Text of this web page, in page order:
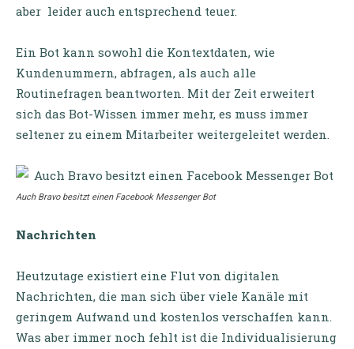
aber leider auch entsprechend teuer.
Ein Bot kann sowohl die Kontextdaten, wie
Kundenummern, abfragen, als auch alle
Routinefragen beantworten. Mit der Zeit erweitert
sich das Bot-Wissen immer mehr, es muss immer
seltener zu einem Mitarbeiter weitergeleitet werden.
Auch Bravo besitzt einen Facebook Messenger Bot
Nachrichten
Heutzutage existiert eine Flut von digitalen
Nachrichten, die man sich über viele Kanäle mit
geringem Aufwand und kostenlos verschaffen kann.
Was aber immer noch fehlt ist die Individualisierung